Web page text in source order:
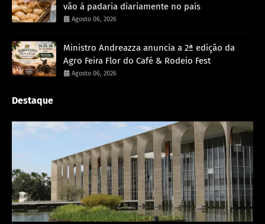
vão à padaria diariamente no país
Agosto 06, 2026
Ministro Andreazza anuncia a 2ª edição da
Agro Feira Flor do Café & Rodeio Fest
Agosto 06, 2026
Destaque